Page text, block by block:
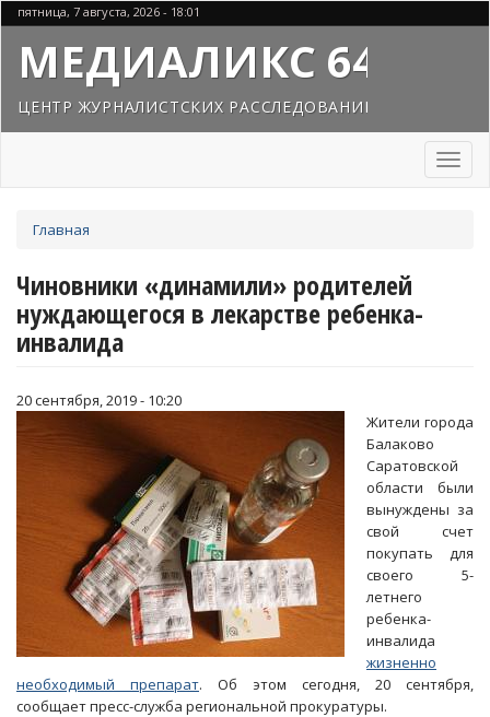
Перейти
к
основному
содержанию
пятница, 7 августа, 2026 - 18:01
МЕДИАЛИКС 64
ЦЕНТР ЖУРНАЛИСТСКИХ РАССЛЕДОВАНИЙ
Toggle
здесь
Главная
Чиновники «динамили» родителей
нуждающегося в лекарстве ребенка-
инвалида
20 сентября, 2019 - 10:20
Жители города
Балаково
Саратовской
области были
вынуждены за
свой счет
покупать для
своего 5-
летнего
ребенка-
инвалида
жизненно
необходимый препарат. Об этом сегодня, 20 сентября,
сообщает пресс-служба региональной прокуратуры.